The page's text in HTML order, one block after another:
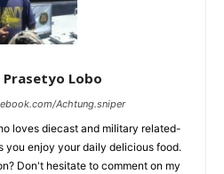
Lobo
Achtung.sniper
loves diecast and military related-
you enjoy your daily delicious food.
Don't hesitate to comment on my